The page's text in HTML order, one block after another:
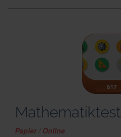
Mathematiktest
Papier / Online